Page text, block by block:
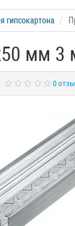
гипсокартона
мм 3
0